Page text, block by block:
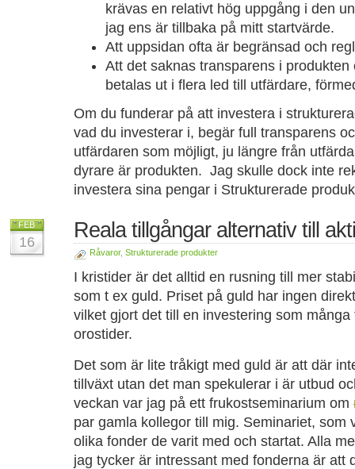
krävas en relativt hög uppgång i den
jag ens är tillbaka på mitt startvärde.
Att uppsidan ofta är begränsad och
Att det saknas transparens i
betalas ut i flera led till utfärdare,
Om du funderar på att investera i
vad du investerar i, begär full transparens
utfärdaren som möjligt, ju längre från
dyrare är produkten. Jag skulle dock inte
investera sina pengar i Strukturerade
FEB
16 Reala tillgångar alternativ till
Råvaror, Strukturerade produkter
I kristider är det alltid en rusning till mer
som t ex guld. Priset på guld har ingen
vilket gjort det till en investering som
orostider.
Det som är lite tråkigt med guld är att där
tillväxt utan det man spekulerar i är utbud
veckan var jag på ett frukostseminarium om
par gamla kollegor till mig. Seminariet, som
olika fonder de varit med och startat. Alla
jag tycker är intressant med fonderna är att